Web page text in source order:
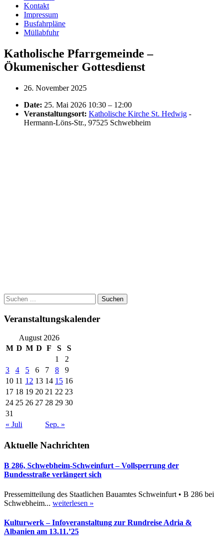
Kontakt
Impressum
Busfahrpläne
Müllabfuhr
Katholische Pfarrgemeinde –
Ökumenischer Gottesdienst
26. November 2025
Date: 25. Mai 2026 10:30 – 12:00
Veranstaltungsort: Katholische Kirche St. Hedwig -
Hermann-Löns-Str., 97525 Schwebheim
Post
navigation
Suchen
nach:
Veranstaltungskalender
August 2026
M D M D F S
S
1
2
3
4 5 6 7 8
9
10 11 12 13 14 15 16
17 18 19 20 21 22 23
24 25 26 27 28 29 30
31
« Juli
Sep. »
Aktuelle Nachrichten
B 286, Schwebheim-Schweinfurt – Vollsperrung der
Bundesstraße verlängert sich
Pressemitteilung des Staatlichen Bauamtes Schweinfurt • B 286 bei
Schwebheim... weiterlesen »
Kulturwerk – Infoveranstaltung zur Rundreise Adria &
Albanien am 13.11.’25